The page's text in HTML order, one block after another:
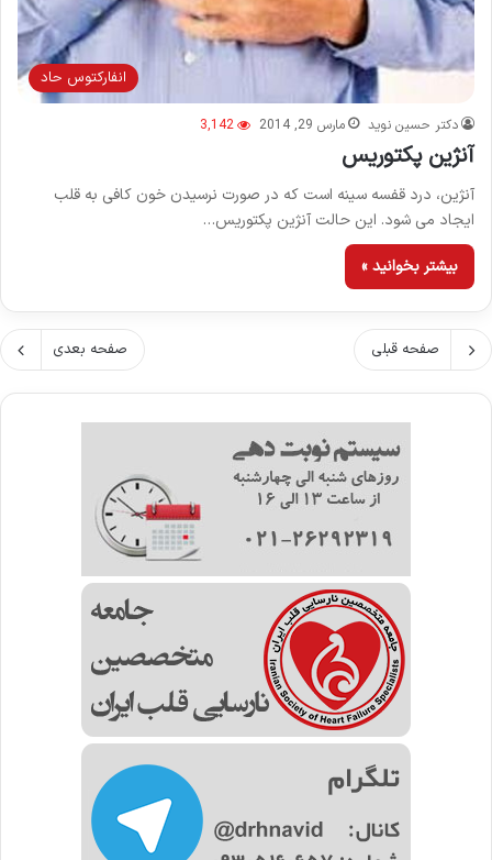
انفاركتوس حاد
دکتر حسین نوید مارس 29, 2014 3,142
آنژین پکتوریس
آنژین، درد قفسه سینه است که در صورت نرسیدن خون کافی به قلب
ایجاد می شود. این حالت آنژین پکتوریس…
بیشتر بخوانید »
صفحه قبلی صفحه بعدی